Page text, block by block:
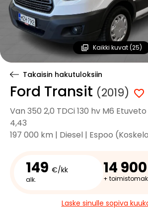
Kaikki kuvat (25)
Takaisin hakutuloksiin
Ford Transit (2019)
Van 350 2,0 TDCi 130 hv M6 Etuveto
4,43
197 000 km | Diesel | Espoo
149 €/kk
alk.
14 900
+
Laske sinulle sopiva